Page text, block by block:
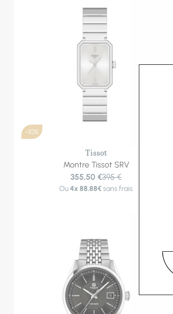
-10%
Tissot
Montre Tissot SRV
355,50 €395 €
Ou4x 88.88€sans frais